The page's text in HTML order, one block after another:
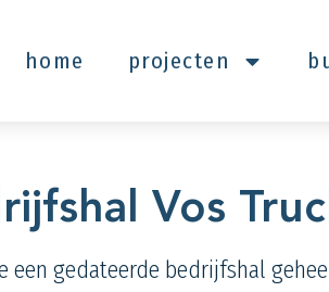
home projecten
Vos
een gedateerde bedrijfshal